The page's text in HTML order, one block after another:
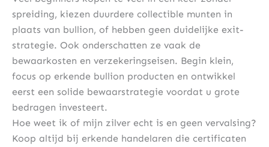
spreiding, kiezen duurdere collectible munten in
plaats van bullion, of hebben geen duidelijke exit-
strategie. Ook onderschatten ze vaak de
bewaarkosten en verzekeringseisen. Begin klein,
focus op erkende bullion producten en ontwikkel
eerst een solide bewaarstrategie voordat u grote
bedragen investeert.
Hoe weet ik of mijn zilver echt is en geen vervalsing?
Koop altijd bij erkende handelaren die certificaten